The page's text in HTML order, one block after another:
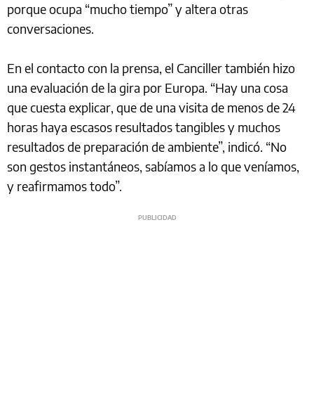
porque ocupa “mucho tiempo” y altera otras
conversaciones.
En el contacto con la prensa, el Canciller también hizo
una evaluación de la gira por Europa. “Hay una cosa
que cuesta explicar, que de una visita de menos de 24
horas haya escasos resultados tangibles y muchos
resultados de preparación de ambiente”, indicó. “No
son gestos instantáneos, sabíamos a lo que veníamos,
y reafirmamos todo”.